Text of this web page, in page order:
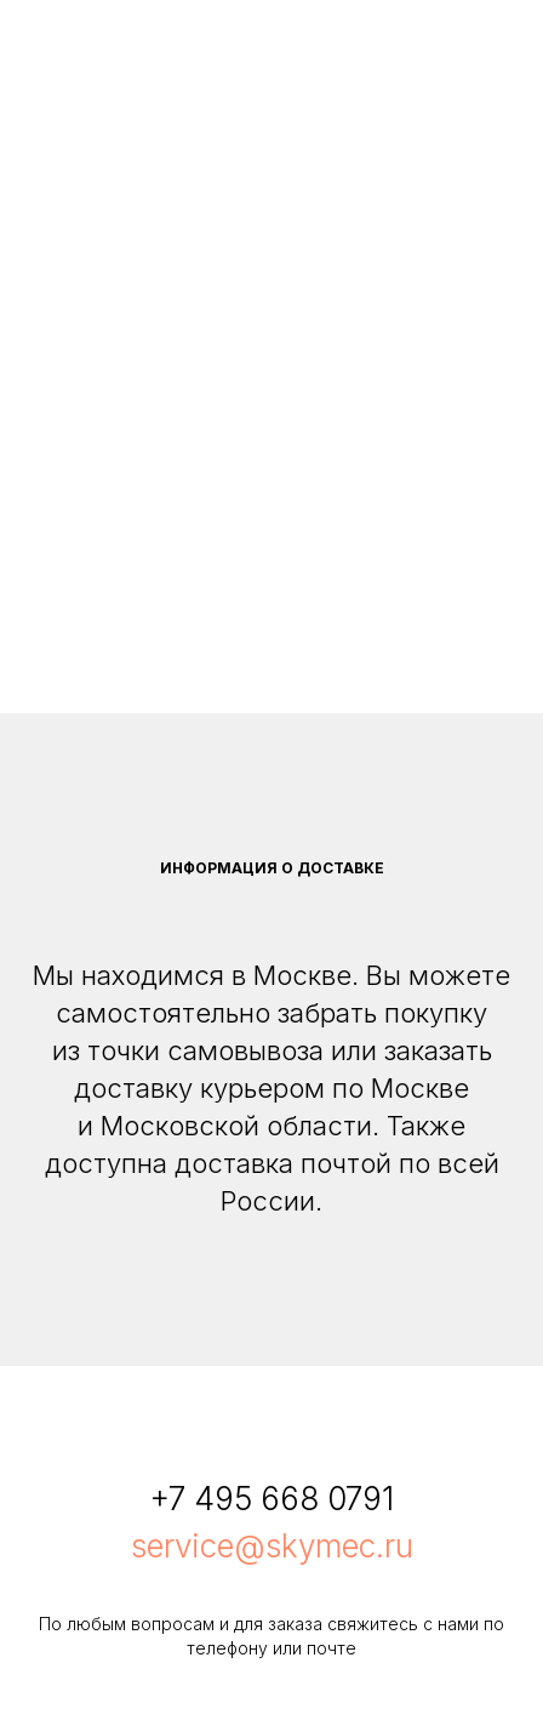
ИНФОРМАЦИЯ О ДОСТАВКЕ
Мы находимся в Москве. Вы можете
самостоятельно забрать покупку
из точки самовывоза или заказать
доставку курьером по Москве
и Московской области. Также
доступна доставка почтой по всей
России.
+7 495 668 0791
service@skymec.ru
По любым вопросам и для заказа свяжитесь с нами по
телефону или почте